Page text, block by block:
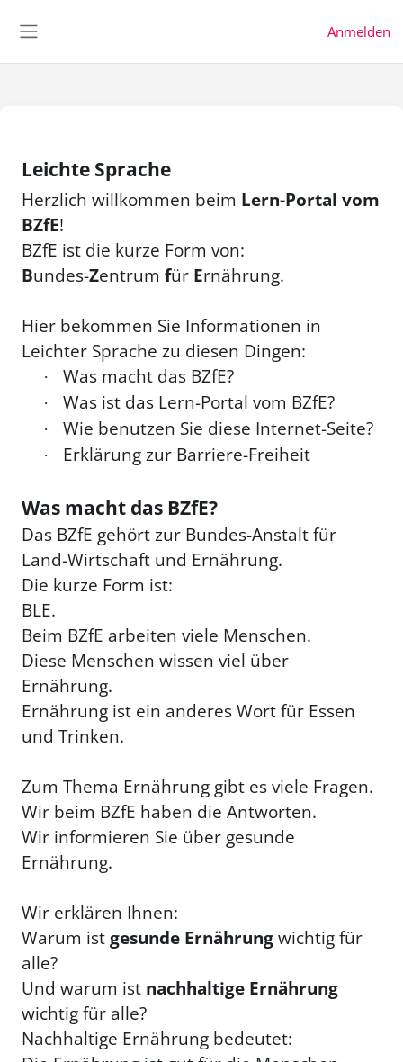
Anmelden
Leichte Sprache
Herzlich willkommen beim Lern-Portal vom
BZfE!
BZfE ist die kurze Form von:
Bundes-Zentrum für Ernährung.
Hier bekommen Sie Informationen in
Leichter Sprache zu diesen Dingen:
· Was macht das BZfE?
· Was ist das Lern-Portal vom BZfE?
· Wie benutzen Sie diese Internet-Seite?
· Erklärung zur Barriere-Freiheit
Was macht das BZfE?
Das BZfE gehört zur Bundes-Anstalt für
Land-Wirtschaft und Ernährung.
Die kurze Form ist:
BLE.
Beim BZfE arbeiten viele Menschen.
Diese Menschen wissen viel über
Ernährung.
Ernährung ist ein anderes Wort für Essen
und Trinken.
Zum Thema Ernährung gibt es viele Fragen.
Wir beim BZfE haben die Antworten.
Wir informieren Sie über gesunde
Ernährung.
Wir erklären Ihnen:
Warum ist gesunde Ernährung wichtig für
alle?
Und warum ist nachhaltige Ernährung
wichtig für alle?
Nachhaltige Ernährung bedeutet: